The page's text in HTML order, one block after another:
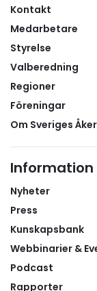
frågor som
påverkar
att
erfarenhet
del av
ska känna sig
sin praktik.–
bidrar. Att
delar av
med skolan
nära
framför allt
Kontakt
Medarbetare
Styrelse
Valberedning
Regioner
Föreningar
Om Sveriges
Information
Nyheter
Press
Kunskapsbank
Webbinarier &
Podcast
Rapporter